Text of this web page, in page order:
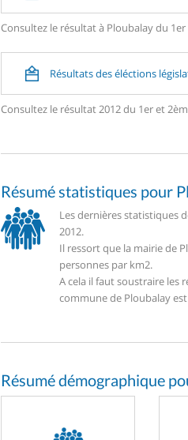
Consultez le résultat à Ploubalay du
Résultats des éléctions
Consultez le résultat 2012 du 1er et
Résumé statistiques pour
Les dernières statistiques
2012.
Il ressort que la mairie de
personnes par km2.
A cela il faut soustraire les
commune de Ploubalay
Résumé démographique